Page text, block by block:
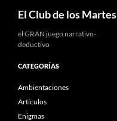
El Club de los Martes
el GRAN juego narrativo-
deductivo
CATEGORÍAS
Ambientaciones
Artículos
Enigmas